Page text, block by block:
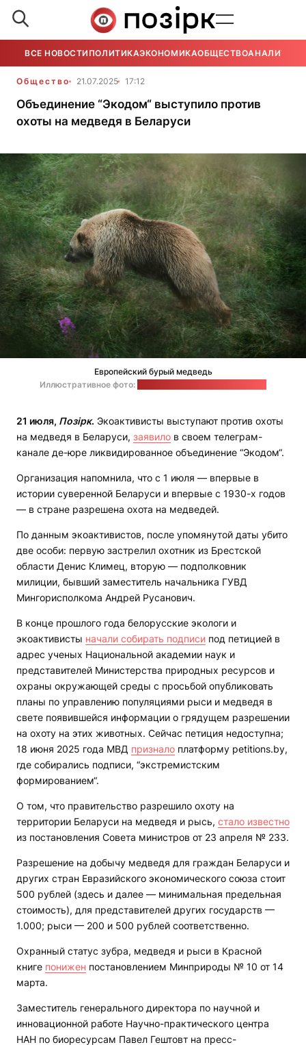
ВСЕ НОВОСТИ ПОЛИТИКАЭКОНОМИКАОБЩЕСТВОАНАЛИТИКА
Общество 21.07.2025 17:12
Объединение “Экодом“ выступило против
охоты на медведя в Беларуси
Европейский бурый медведь
Иллюстративное фото:
21 июля, Позірк. Экоактивисты выступают против охоты
на медведя в Беларуси, заявило в своем телеграм-
канале де-юре ликвидированное объединение “Экодом“.
Организация напомнила, что с 1 июля — впервые в
истории суверенной Беларуси и впервые с 1930-х годов
— в стране разрешена охота на медведей.
По данным экоактивистов, после упомянутой даты убито
две особи: первую застрелил охотник из Брестской
области Денис Климец, вторую — подполковник
милиции, бывший заместитель начальника ГУВД
Мингорисполкома Андрей Русанович.
В конце прошлого года белорусские экологи и
экоактивисты начали собирать подписи под петицией в
адрес ученых Национальной академии наук и
представителей Министерства природных ресурсов и
охраны окружающей среды с просьбой опубликовать
планы по управлению популяциями рыси и медведя в
свете появившейся информации о грядущем разрешении
на охоту на этих животных. Сейчас петиция недоступна;
18 июня 2025 года МВД признало платформу petitions.by,
где собирались подписи, “экстремистским
формированием“.
О том, что правительство разрешило охоту на
территории Беларуси на медведя и рысь, стало известно
из постановления Совета министров от 23 апреля № 233.
Разрешение на добычу медведя для граждан Беларуси и
других стран Евразийского экономического союза стоит
500 рублей (здесь и далее — минимальная предельная
стоимость), для представителей других государств —
1.000; рыси — 200 и 500 рублей соответственно.
Охранный статус зубра, медведя и рыси в Красной
книге понижен постановлением Минприроды № 10 от 14
марта.
Заместитель генерального директора по научной и
инновационной работе Научно-практического центра
НАН по биоресурсам Павел Гештовт на пресс-